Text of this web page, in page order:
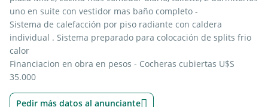
uno en suite con vestidor mas baño completo -
Sistema de calefacción por piso radiante con caldera
individual . Sistema preparado para colocación de splits frio
calor
Financiacion en obra en pesos - Cocheras cubiertas U$S
35.000
Pedir más datos al anunciante